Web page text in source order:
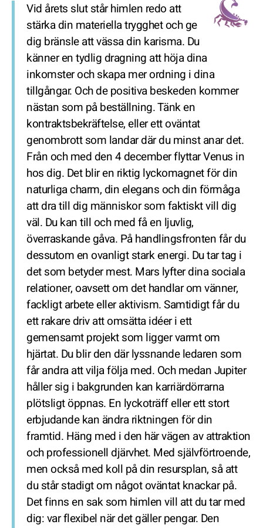
Vid årets slut står himlen redo att
stärka din materiella trygghet och ge
dig bränsle att vässa din karisma. Du
känner en tydlig dragning att höja dina
inkomster och skapa mer ordning i dina
tillgångar. Och de positiva beskeden kommer
nästan som på beställning. Tänk en
kontraktsbekräftelse, eller ett oväntat
genombrott som landar där du minst anar det.
Från och med den 4 december flyttar Venus in
hos dig. Det blir en riktig lyckomagnet för din
naturliga charm, din elegans och din förmåga
att dra till dig människor som faktiskt vill dig
väl. Du kan till och med få en ljuvlig,
överraskande gåva. På handlingsfronten får du
dessutom en ovanligt stark energi. Du tar tag i
det som betyder mest. Mars lyfter dina sociala
relationer, oavsett om det handlar om vänner,
fackligt arbete eller aktivism. Samtidigt får du
ett rakare driv att omsätta idéer i ett
gemensamt projekt som ligger varmt om
hjärtat. Du blir den där lyssnande ledaren som
får andra att vilja följa med. Och medan Jupiter
håller sig i bakgrunden kan karriärdörrarna
plötsligt öppnas. En lyckoträff eller ett stort
erbjudande kan ändra riktningen för din
framtid. Häng med i den här vägen av attraktion
och professionell djärvhet. Med självförtroende,
men också med koll på din resursplan, så att
du står stadigt om något oväntat knackar på.
Det finns en sak som himlen vill att du tar med
dig: var flexibel när det gäller pengar. Den